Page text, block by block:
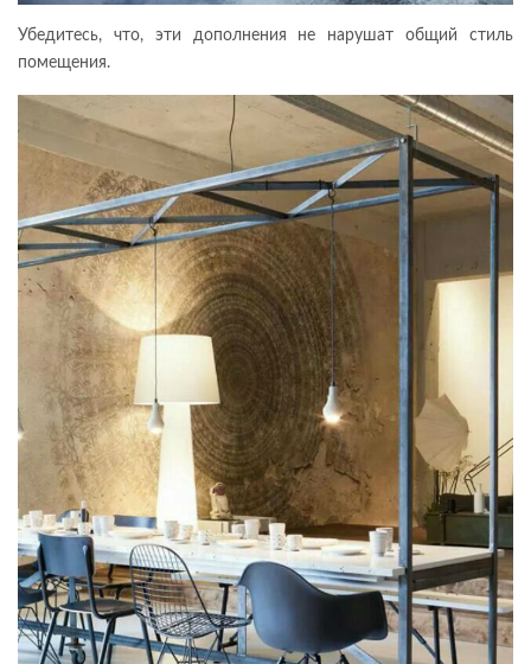
Убедитесь, что, эти дополнения не нарушат общий стиль
помещения.